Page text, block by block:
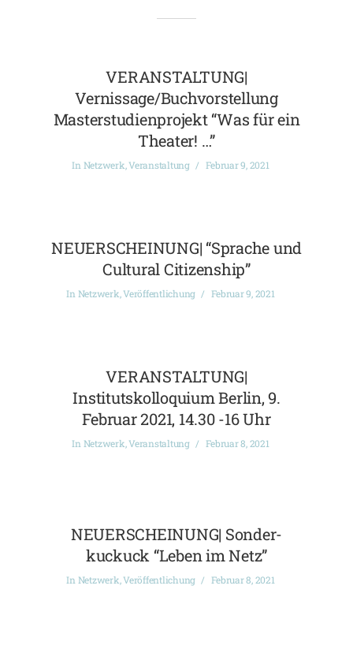
VERANSTALTUNG|
Vernissage/Buchvorstellung
Masterstudienprojekt “Was für ein
Theater! …”
In Netzwerk,Veranstaltung Februar 9, 2021
NEUERSCHEINUNG| “Sprache und
Cultural Citizenship”
In Netzwerk,Veröffentlichung Februar 9, 2021
VERANSTALTUNG|
Institutskolloquium Berlin, 9.
Februar 2021, 14.30 -16 Uhr
In Netzwerk,Veranstaltung Februar 8, 2021
NEUERSCHEINUNG| Sonder-
kuckuck “Leben im Netz”
In Netzwerk,Veröffentlichung Februar 8, 2021